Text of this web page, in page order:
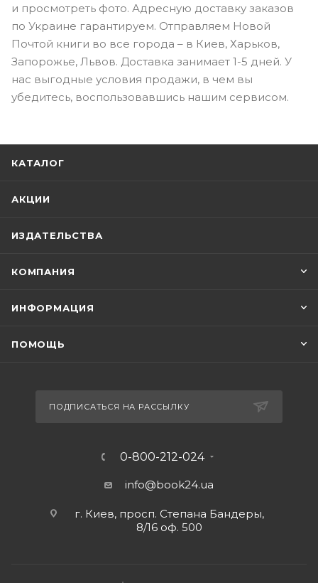
и просмотреть фото. Адресную доставку заказов
по Украине гарантируем. Отправляем Новой
Почтой книги во все города – в Киев, Харьков,
Запорожье, Львов. Доставка занимает 1-5 дней. У
нас выгодные условия продажи, в чем вы
убедитесь, воспользовавшись нашим сервисом.
КАТАЛОГ
АКЦИИ
ИЗДАТЕЛЬСТВА
КОМПАНИЯ
ИНФОРМАЦИЯ
ПОМОЩЬ
ПОДПИСАТЬСЯ НА РАССЫЛКУ
0-800-212-024
info@book24.ua
г. Киев, просп. Степана Бандеры,
8/16 оф. 500